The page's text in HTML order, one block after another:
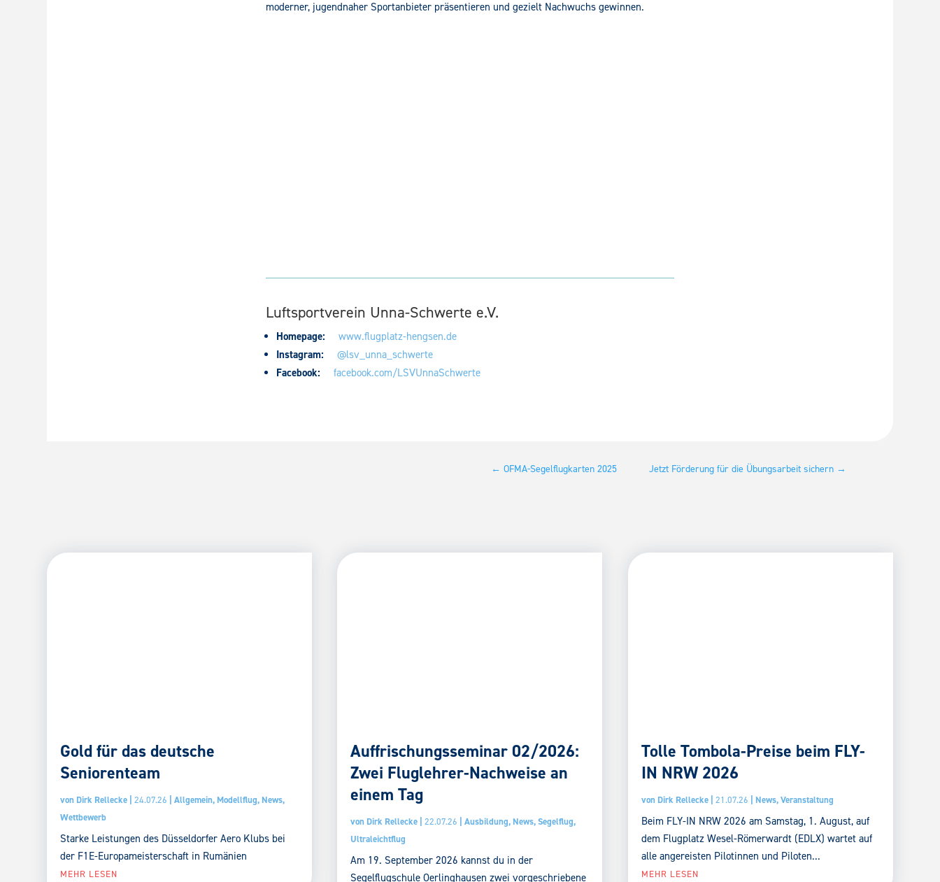
moderner, jugendnaher Sportanbieter präsentieren und gezielt Nachwuchs gewinnen.
Luftsportverein Unna-Schwerte e.V.
Homepage:
www.flugplatz-hengsen.de
Instagram:
@lsv_unna_schwerte
Facebook:
facebook.com/LSVUnnaSchwerte
← OFMA-Segelflugkarten 2025 Jetzt Förderung für die Übungsarbeit sichern→
Gold für das deutsche
Seniorenteam
von Dirk Rellecke |24.07.26 |Allgemein, Modellflug, News,
Wettbewerb
Starke Leistungen des Düsseldorfer Aero Klubs bei
der F1E-Europameisterschaft in Rumänien
MEHR LESEN
Auffrischungsseminar 02/2026:
Zwei Fluglehrer-Nachweise an
einem Tag
von Dirk Rellecke |22.07.26 |Ausbildung, News,Segelflug,
Ultraleichtflug
Am 19. September 2026 kannst du in der
Segelflugschule Oerlinghausen zwei vorgeschriebene
Tolle Tombola-Preise beim FLY-
IN NRW 2026
von Dirk Rellecke| 21.07.26 News,Veranstaltung
Beim FLY-IN NRW 2026 am Samstag, 1. August, auf
dem Flugplatz Wesel-Römerwardt (EDLX) wartet auf
alle angereisten Pilotinnen und Piloten...
MEHR LESEN